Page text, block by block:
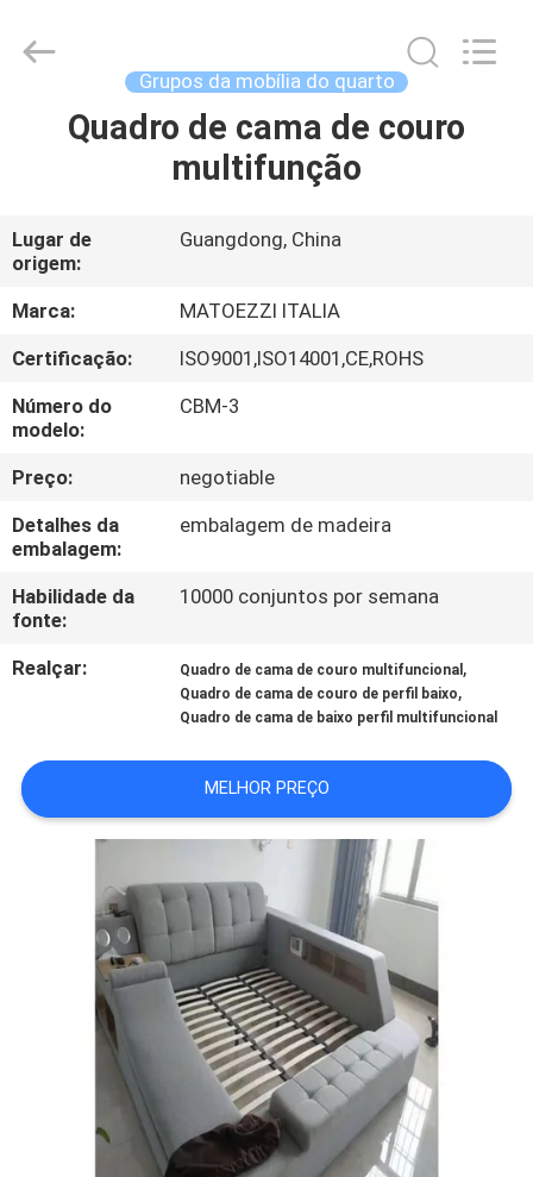
CASA
VÍDEOS
SHOW
DE
RV
QUEM
SOMOS
FÁBRICA
NOTÍCIAS
TODOS
CASOS
ORÇAMENTO
HOME
Furniture
Grupos da mobília do quarto
Quadro de cama de couro
multifunção
Lugar de
origem:
Guangdong, China
Marca:
MATOEZZI ITALIA
Certificação:
ISO9001,ISO14001,CE,ROHS
Número do
modelo:
CBM-3
Preço:
negotiable
Detalhes da
embalagem:
embalagem de madeira
Habilidade da
fonte:
10000 conjuntos por semana
Realçar: Quadro de cama de couro multifuncional ,
Quadro de cama de couro de perfil baixo,
Quadro de cama de baixo perfil multifuncional
MELHOR PREÇO